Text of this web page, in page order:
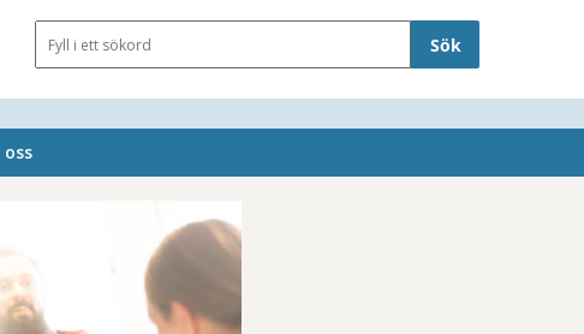
Sökfält
oss